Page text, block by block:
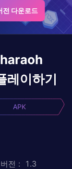
다운로드
레이하기
APK
전 : 1.3